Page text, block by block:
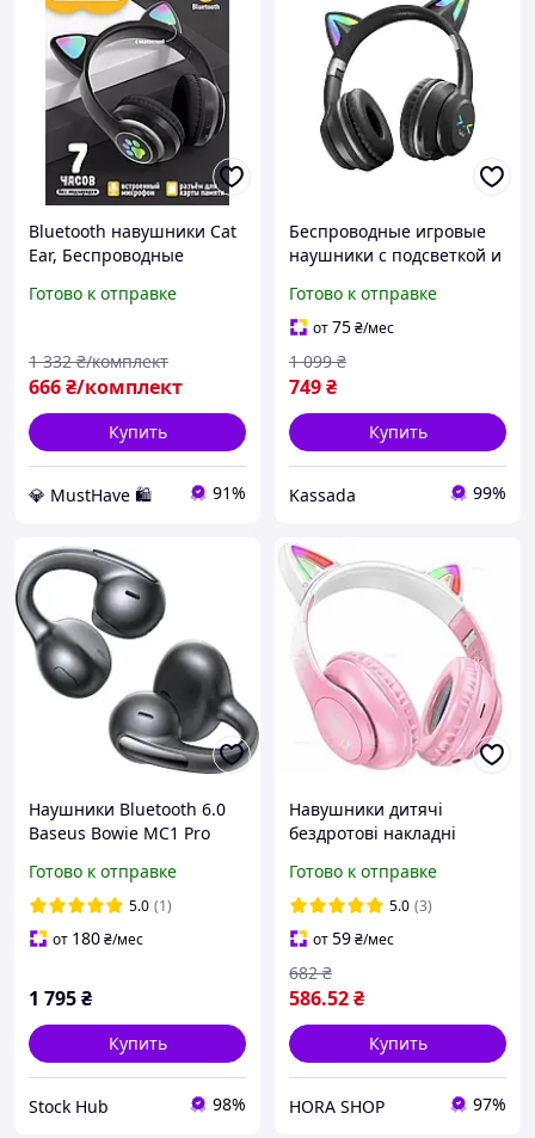
Bluetooth навушники Cat
Ear, Беспроводные
с кошачьими ушками,
Готово к отправке
666₴/комплект
1 332 ₴/комплект
Купить
💎 MustHave 🛍️ 91%
Беспроводные игровые
наушники с подсветкой и
CatEye bluetooth black
Готово к отправке
от75₴/мес
749₴
1 099 ₴
Купить
Kassada 99%
Наушники Bluetooth 6.0
Baseus Bowie MC1 Pro
с высоким качеством
звука
Готово к отправке
5.0 (1)
от 180₴/мес
1 795₴
Купить
Stock Hub 98%
Навушники дитячі
бездротові накладні
Bluetooth з вушками
рожевий
Готово к отправке
5.0 (3)
от59₴/мес
586.52₴
682 ₴
Купить
HORA SHOP 97%